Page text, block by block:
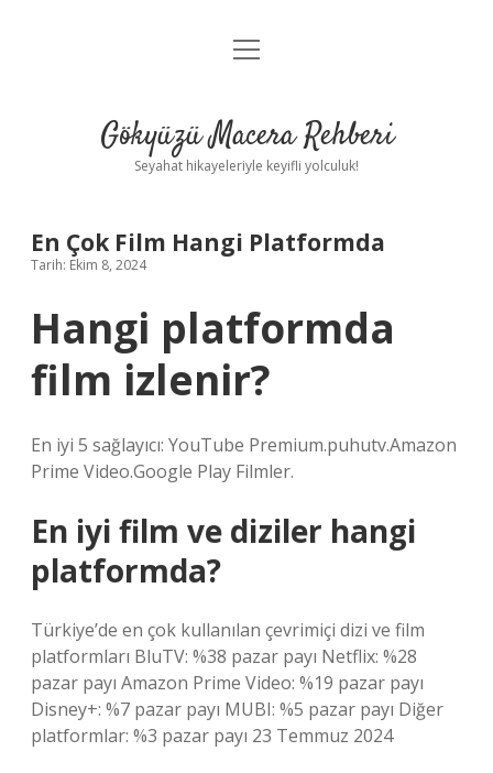
Anasayfa
Yasal Uyarı
menüyü
Gökyüzü Macera Rehberi
Seyahat hikayeleriyle keyifli yolculuk!
En Çok Film Hangi Platformda
Tarih: Ekim 8, 2024
Hangi platformda
film izlenir?
En iyi 5 sağlayıcı: YouTube Premium.puhutv.Amazon
Prime Video.Google Play Filmler.
En iyi film ve diziler hangi
platformda?
Türkiye’de en çok kullanılan çevrimiçi dizi ve film
platformları BluTV: %38 pazar payı Netflix: %28
pazar payı Amazon Prime Video: %19 pazar payı
Disney+: %7 pazar payı MUBI: %5 pazar payı Diğer
platformlar: %3 pazar payı 23 Temmuz 2024